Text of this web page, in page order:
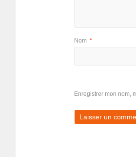
Nom *
Enregistrer mon nom,